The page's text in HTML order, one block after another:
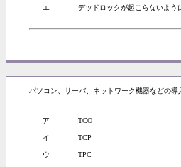
エ デッドロックが起こらないよう
パソコン、サーバ、ネットワーク機器などの
ア TCO
イ TCP
ウ TPC